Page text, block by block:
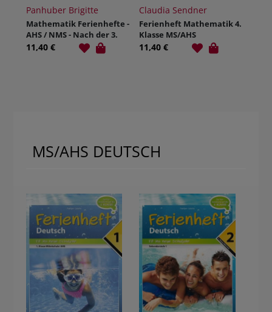
Panhuber Brigitte
Mathematik Ferienhefte -
AHS / NMS - Nach der 3.
Klasse
11,40 €
Claudia Sendner
Ferienheft Mathematik 4.
Klasse MS/AHS
11,40 €
MS/AHS DEUTSCH